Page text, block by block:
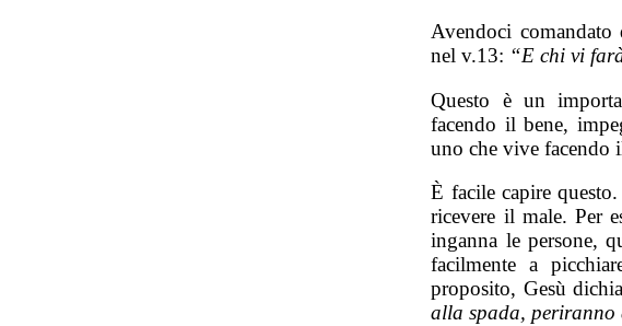
Avendoci
nel v.13: “E chi vi
Questo è un
facendo il bene,
uno che vive facendo
È facile capire
ricevere il male. Per
inganna le persone,
facilmente a
proposito, Gesù
alla spada, periranno